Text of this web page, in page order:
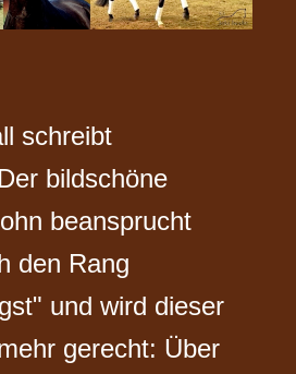
schreibt
bildschöne
beansprucht
den Rang
und wird dieser
gerecht: Über